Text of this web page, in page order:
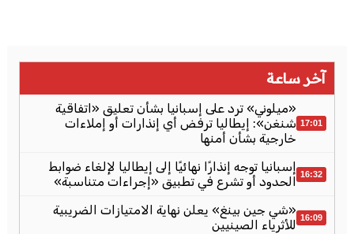
آخر ساعة
17:01
«ميلوني» ترد على إسبانيا بشأن تعليق «اتفاقية
شنغن»: إيطاليا ترفض أي إنذارات أو إملاءات
خارجية بشأن أمنها
16:32 إسبانيا توجه إنذارًا نهائيًا إلى إيطاليا لإلغاء ضوابط
الحدود أو تشرع في تطبيق «إجراءات متناسبة»
16:09 «شي جين بينغ» يعلن نهاية الامتيازات الضريبية
للأثرياء الصينيين